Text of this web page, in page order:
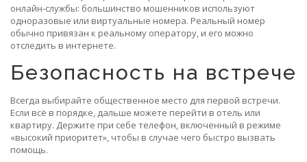
онлайн‑службы: большинство мошенников используют
одноразовые или виртуальные номера. Реальный номер
обычно привязан к реальному оператору, и его можно
отследить в интернете.
Безопасность на встрече
Всегда выбирайте общественное место для первой встречи.
Если всё в порядке, дальше можете перейти в отель или
квартиру. Держите при себе телефон, включенный в режиме
«высокий приоритет», чтобы в случае чего быстро вызвать
помощь.